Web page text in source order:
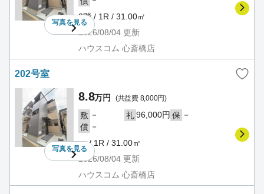
写真を見る
2階 / 1R / 31.00㎡
2026/08/04 更新
ハウスコム 心斎橋店
202号室
写真を見る
8.8万円 (共益費 8,000円)
敷 － 礼96,000円 保 －
償 －
－ / 1R / 31.00㎡
2026/08/04 更新
ハウスコム 心斎橋店